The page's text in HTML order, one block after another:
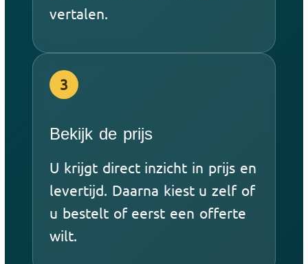
vertalen.
3
Bekijk de prijs
U krijgt direct inzicht in prijs en
levertijd. Daarna kiest u zelf of
u bestelt of eerst een offerte
wilt.